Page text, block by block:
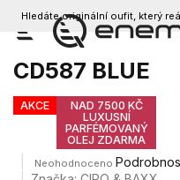
Přejít
obsah
Hledáte originální oufit, který
Pánské džíny
CD587 BLUE
AKCE
NAD 7500 KČ
LUXUSNÍ
PARFÉMOVANÝ
OLEJ ZDARMA
Průměrné
Neohodnoceno